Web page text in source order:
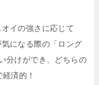
イの強さに応じて
気になる際の「ロング
分けができ、どちらの
済的！